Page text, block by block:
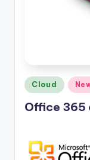
Posted
in
Cloud
Office 365